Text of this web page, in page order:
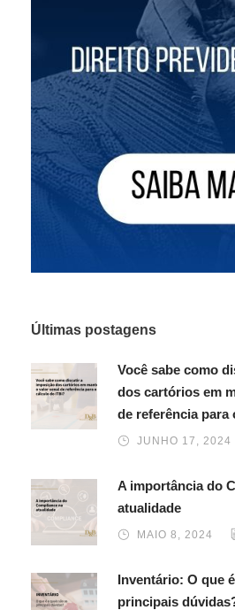
Últimas postagens
Você sabe como
dos cartórios em
de referência para
JUNHO 17, 2024
A importância do
atualidade
MAIO 8, 2024
Inventário: O que
principais